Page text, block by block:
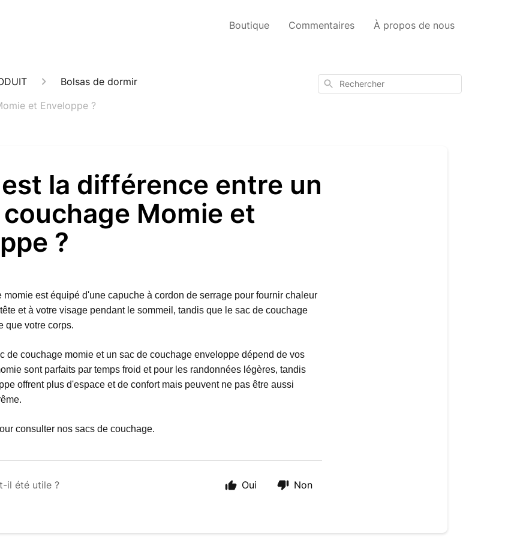
Boutique Commentaires À propos de nous
Bolsas de dormir
et Enveloppe ?
Rechercher
la différence entre un
Momie et
?
momie est équipé d'une capuche à cordon de serrage pour fournir chaleur
et à votre visage pendant le sommeil, tandis que le sac de couchage
que votre corps.
de couchage momie et un sac de couchage enveloppe dépend de vos
sont parfaits par temps froid et pour les randonnées légères, tandis
offrent plus d'espace et de confort mais peuvent ne pas être aussi
consulter nos sacs de couchage.
il été utile ? Oui Non